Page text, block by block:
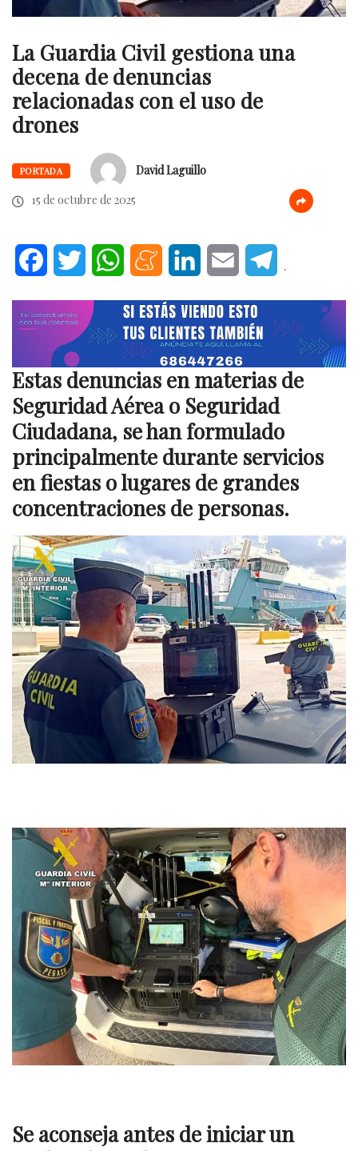
La Guardia Civil gestiona una
decena de denuncias
relacionadas con el uso de
drones
PORTADA
David Laguillo
15 de octubre de 2025
FacebookTwitter WhatsAppMeneameLinkedInEmail .
Estas denuncias en materias de
Seguridad Aérea o Seguridad
Ciudadana, se han formulado
principalmente durante servicios
en fiestas o lugares de grandes
concentraciones de personas.
Se aconseja antes de iniciar un